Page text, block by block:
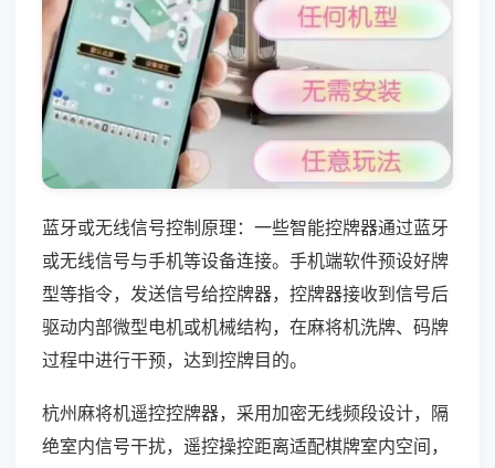
蓝牙或无线信号控制原理：一些智能控牌器通过蓝牙
或无线信号与手机等设备连接。手机端软件预设好牌
型等指令，发送信号给控牌器，控牌器接收到信号后
驱动内部微型电机或机械结构，在麻将机洗牌、码牌
过程中进行干预，达到控牌目的。
杭州麻将机遥控控牌器，采用加密无线频段设计，隔
绝室内信号干扰，遥控操控距离适配棋牌室内空间，